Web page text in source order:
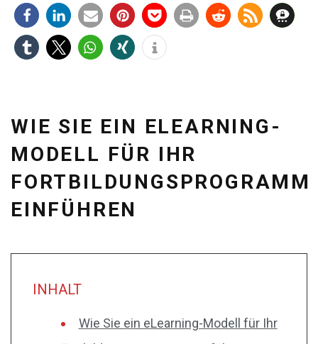
WIE SIE EIN ELEARNING-
MODELL FÜR IHR
FORTBILDUNGSPROGRAMM
EINFÜHREN
INHALT
Wie Sie ein eLearning-Modell für Ihr